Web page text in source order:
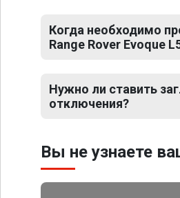
Когда необходимо
Range Rover Evoque
Нужно ли ставить
отключения?
Вы не узнаете